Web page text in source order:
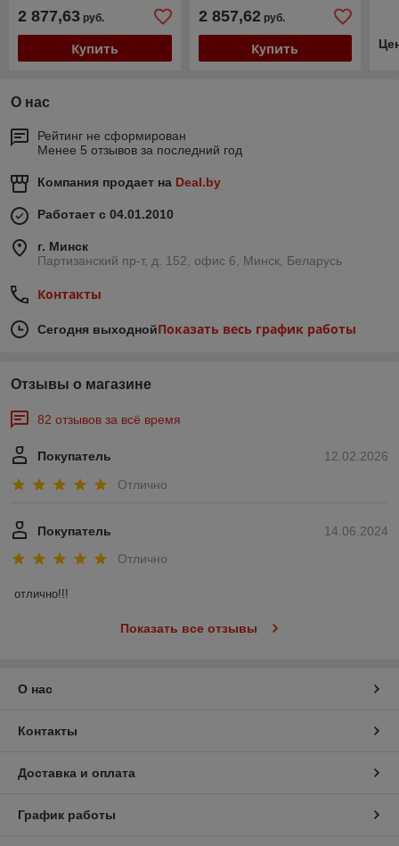
2 877,63 руб.
Купить
2 857,62руб.
Купить
О нас
Рейтинг не сформирован
Менее 5 отзывов за последний год
Компания продает на Deal.by
Работает с 04.01.2010
г. Минск
Партизанский пр-т, д. 152, офис 6, Минск, Беларусь
Контакты
Сегодня выходнойПоказать весь график работы
Отзывы о магазине
82 отзывов за всё время
12.02.2026
Покупатель
Отлично
14.06.2024
Покупатель
Отлично
отлично!!!
Показать все отзывы
О нас
Контакты
Доставка и оплата
График работы